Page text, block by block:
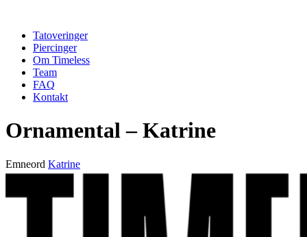
Tatoveringer
Piercinger
Om Timeless
Team
FAQ
Kontakt
Ornamental – Katrine
Emneord Katrine